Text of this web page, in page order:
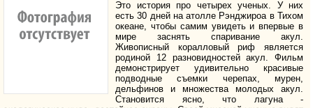
Это история про четырех ученых. У них
есть 30 дней на атолле Рэнджироа в Тихом
океане, чтобы самим увидеть и впервые в
мире заснять спаривание акул.
Живописный коралловый риф является
родиной 12 разновидностей акул. Фильм
демонстрирует удивительно красивые
подводные съемки черепах, мурен,
дельфинов и множества молодых акул.
Становится ясно, что лагуна -